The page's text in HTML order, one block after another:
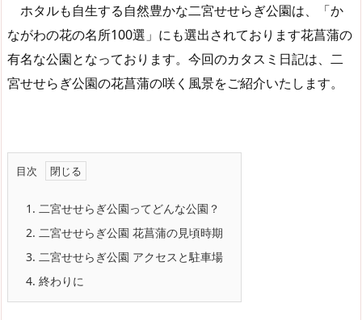
ホタルも自生する自然豊かな二宮せせらぎ公園は、「か
ながわの花の名所100選」にも選出されております花菖蒲の
有名な公園となっております。今回のカタスミ日記は、二
宮せせらぎ公園の花菖蒲の咲く風景をご紹介いたします。
目次
1. 二宮せせらぎ公園ってどんな公園？
2. 二宮せせらぎ公園 花菖蒲の見頃時期
3. 二宮せせらぎ公園 アクセスと駐車場
4. 終わりに